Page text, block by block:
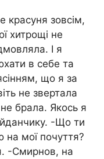
красуня зовсім,
хитрощі не
І я
в себе та
що я за
не звертала
брала. Якось я
-Що ти
на мої почуття?
-Смирнов, на